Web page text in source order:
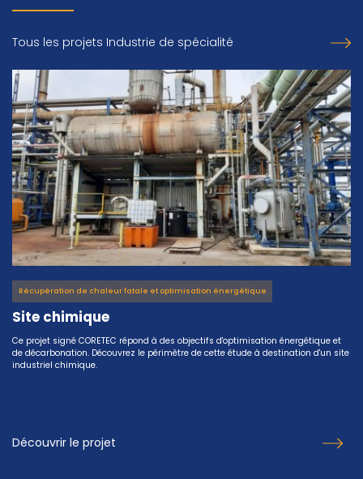
Tous les projets Industrie de spécialité
Récupération de chaleur fatale et optimisation énergétique
Site chimique
Ce projet signé CORETEC répond à des objectifs d'optimisation énergétique et
de décarbonation. Découvrez le périmètre de cette étude à destination d'un site
industriel chimique.
Découvrir le projet